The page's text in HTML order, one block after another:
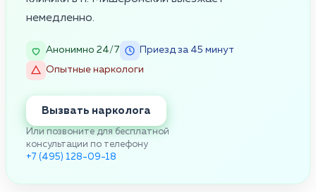
немедленно.
Анонимно 24/7
Приезд за 45 минут
Опытные наркологи
Вызвать нарколога
Или позвоните для бесплатной
консультации по телефону
+7 (495) 128-09-18